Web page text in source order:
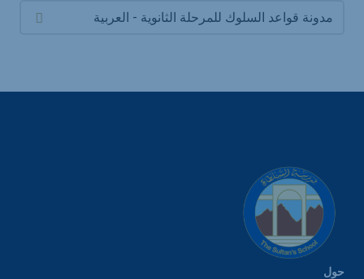
مدونة قواعد السلوك للمرحلة الثانوية - العربية
حول